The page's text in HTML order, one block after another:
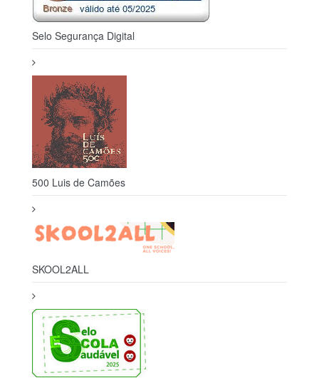
500 Luis de Camões
SKOOL2ALL
Selo Escola Saudável 2025
© 2026. All Rights Reserved.